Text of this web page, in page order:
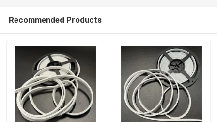
Recommended Products